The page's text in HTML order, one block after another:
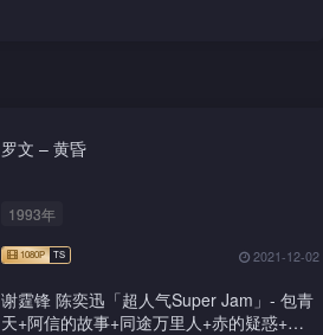
罗文 – 黄昏
1993年
2021-12-02
谢霆锋 陈奕迅「超人气Super Jam」- 包青
天+阿信的故事+同途万里人+赤的疑惑+新